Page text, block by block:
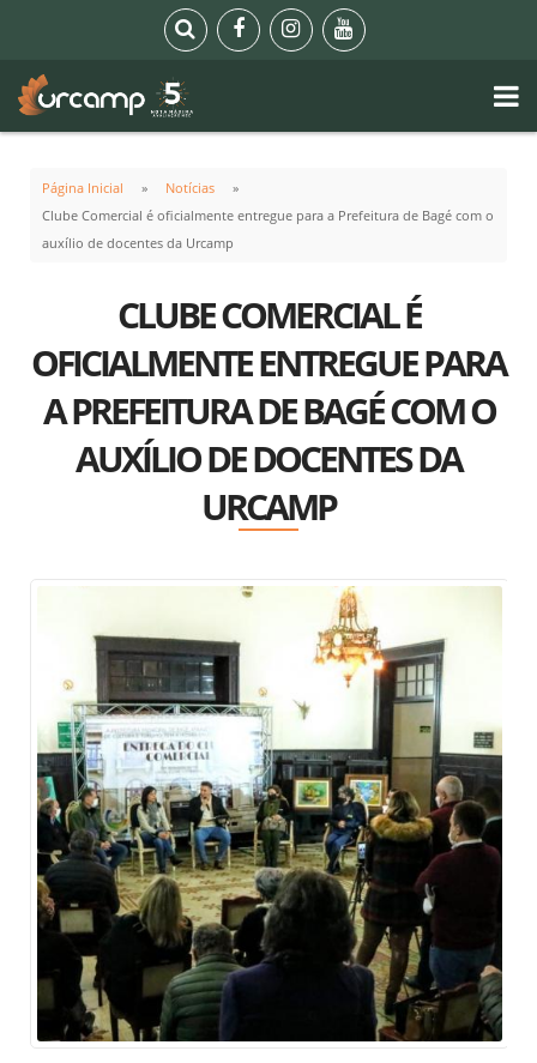
Página Inicial
Notícias
Clube Comercial é oficialmente entregue para a Prefeitura de Bagé com o
auxílio de docentes da Urcamp
CLUBE COMERCIAL É
OFICIALMENTE ENTREGUE PARA
A PREFEITURA DE BAGÉ COM O
AUXÍLIO DE DOCENTES DA
URCAMP